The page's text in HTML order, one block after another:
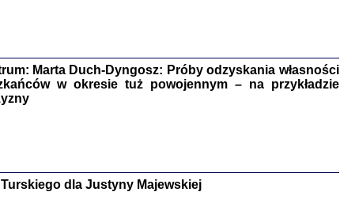
red. i wstęp Barbara Engelking, Jan Grabowski
Marta Duch-Dyngosz: Próby odzyskania własności
w okresie tuż powojennym – na przykładzie
dla Justyny Majewskiej